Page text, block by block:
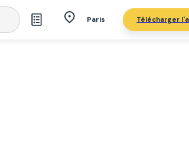
Paris Télécharger